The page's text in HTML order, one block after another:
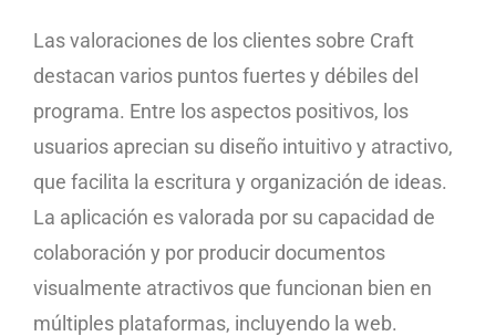
Las valoraciones de los clientes sobre Craft
destacan varios puntos fuertes y débiles del
programa. Entre los aspectos positivos, los
usuarios aprecian su diseño intuitivo y atractivo,
que facilita la escritura y organización de ideas.
La aplicación es valorada por su capacidad de
colaboración y por producir documentos
visualmente atractivos que funcionan bien en
múltiples plataformas, incluyendo la web.